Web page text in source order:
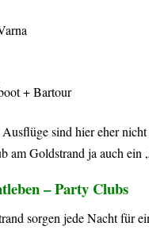
+ Bartour
sind hier eher
am Goldstrand ja auch ein
– Party Clubs
sorgen jede Nacht für